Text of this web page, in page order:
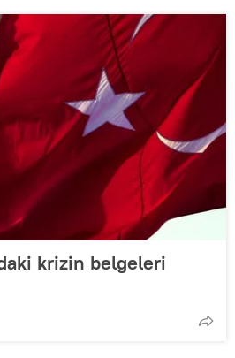
krizin belgeleri